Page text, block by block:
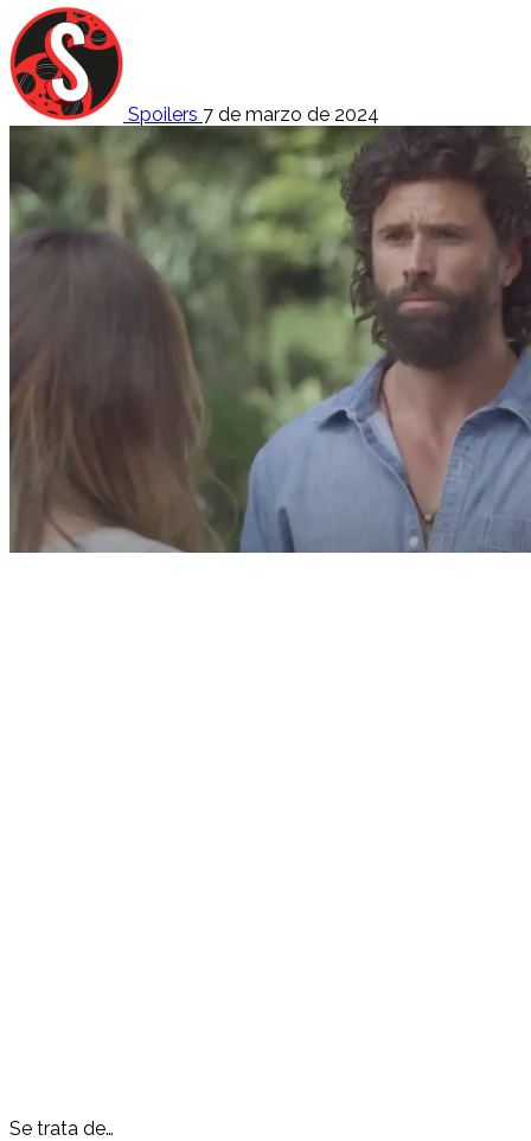
Spoilers 7 de marzo de 2024
Se trata de…